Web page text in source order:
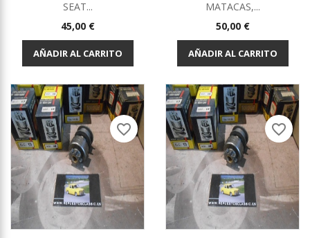
SEAT...
Precio
45,00 €
AÑADIR AL CARRITO
MATACAS,...
Precio
50,00 €
AÑADIR AL CARRITO
favorite_border favorite_border